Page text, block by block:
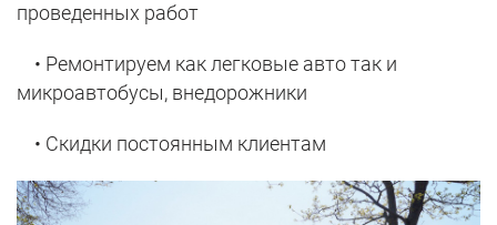
проведенных работ
• Ремонтируем как легковые авто так и
микроавтобусы, внедорожники
• Скидки постоянным клиентам